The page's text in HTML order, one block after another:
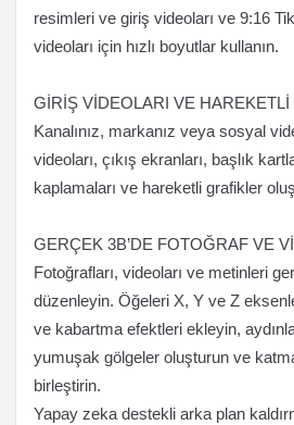
resimleri ve giriş videoları ve 9:16
videoları için hızlı boyutlar kullanın.
GİRİŞ VİDEOLARI VE HAREKETLİ
Kanalınız, markanız veya sosyal
videoları, çıkış ekranları, başlık
kaplamaları ve hareketli grafikler
GERÇEK 3B’DE FOTOĞRAF VE
Fotoğrafları, videoları ve metinleri
düzenleyin. Öğeleri X, Y ve Z
ve kabartma efektleri ekleyin,
yumuşak gölgeler oluşturun ve
birleştirin.
Yapay zeka destekli arka plan